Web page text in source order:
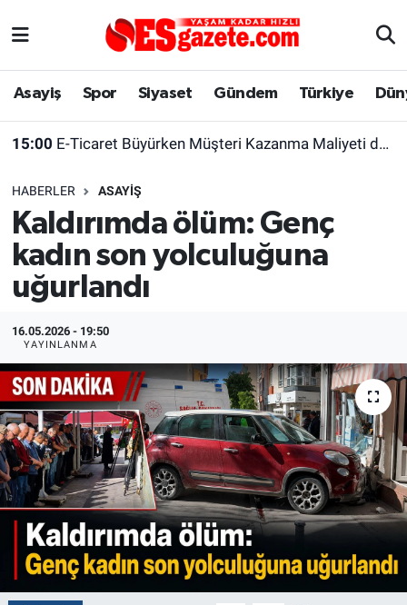
Asayiş Spor Siyaset Gündem Türkiye
15:00 E-Ticaret Büyürken Müşteri Kazanma Maliyeti de Yükseliyor
HABERLER ASAYIŞ
Kaldırımda ölüm: Genç
kadın son yolculuğuna
uğurlandı
16.05.2026 - 19:50
YAYINLANMA
Asayiş
Gündem
Türkiye
Dünya
Sağlık
Alış-Veriş/İş dünyası
Yaşam
Eskişehirspor Arşivi
Eskişehir Arşivi
Röportaj
Ekonomi
Kültür Sanat
Politika
Bilecik
Kütahya
Gezi
Eskişehir Nöbetçi Eczaneler
Süper Lig Puan Durumu ve Fikstür
Tüm Manşetler
Son Dakika Haberleri
Haber Arşivi